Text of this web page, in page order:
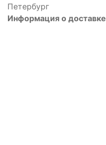
Петербург
Информация о доставке